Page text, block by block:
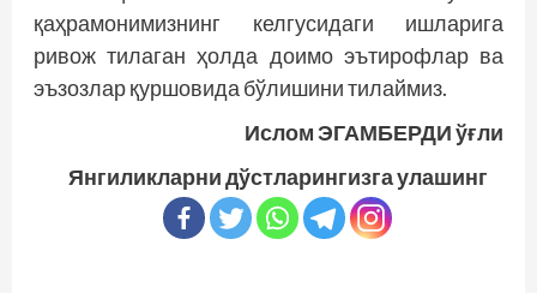
қаҳрамонимизнинг келгусидаги ишларига
ривож тилаган ҳолда доимо эътирофлар ва
эъзозлар қуршовида бўлишини тилаймиз.
Ислом ЭГАМБЕРДИ ўғли
Янгиликларни дўстларингизга улашинг